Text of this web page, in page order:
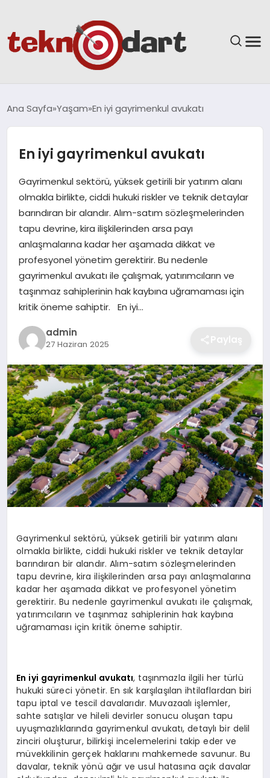
YAŞAM
BILIM & TEKNOLOJI
EĞITIM
GÜNDEM
SPOR
EKONOMI
OTOMOBIL
TEKNOLOJI
Ana Sayfa Yaşam En iyi gayrimenkul avukatı
En iyi gayrimenkul avukatı
Gayrimenkul sektörü, yüksek getirili bir yatırım alanı
olmakla birlikte, ciddi hukuki riskler ve teknik detaylar
barındıran bir alandır. Alım-satım sözleşmelerinden
tapu devrine, kira ilişkilerinden arsa payı
anlaşmalarına kadar her aşamada dikkat ve
profesyonel yönetim gerektirir. Bu nedenle
gayrimenkul avukatı ile çalışmak, yatırımcıların ve
taşınmaz sahiplerinin hak kaybına uğramaması için
kritik öneme sahiptir. En iyi…
admin
27 Haziran 2025
Gayrimenkul sektörü, yüksek getirili bir yatırım alanı
olmakla birlikte, ciddi hukuki riskler ve teknik detaylar
barındıran bir alandır. Alım-satım sözleşmelerinden
tapu devrine, kira ilişkilerinden arsa payı anlaşmalarına
kadar her aşamada dikkat ve profesyonel yönetim
gerektirir. Bu nedenle gayrimenkul avukatı ile çalışmak,
yatırımcıların ve taşınmaz sahiplerinin hak kaybına
uğramaması için kritik öneme sahiptir.
En iyi gayrimenkul avukatı, taşınmazla ilgili her türlü
hukuki süreci yönetir. En sık karşılaşılan ihtilaflardan biri
tapu iptal ve tescil davalarıdır. Muvazaalı işlemler,
sahte satışlar ve hileli devirler sonucu oluşan tapu
uyuşmazlıklarında gayrimenkul avukatı, detaylı bir delil
zinciri oluşturur, bilirkişi incelemelerini takip eder ve
müvekkilinin gerçek haklarını mahkemede savunur. Bu
davalar, teknik yönü ağır ve usul hatasına açık davalar